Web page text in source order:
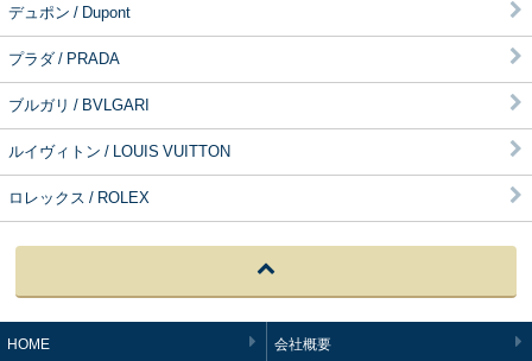
デュポン / Dupont
プラダ / PRADA
ブルガリ / BVLGARI
ルイヴィトン / LOUIS VUITTON
ロレックス / ROLEX
HOME 会社概要